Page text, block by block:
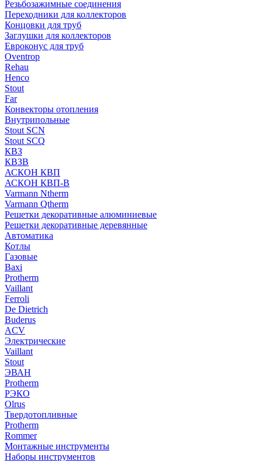
Резьбозажимные соединения
Переходники для коллекторов
Концовки для труб
Заглушки для коллекторов
Евроконус для труб
Oventrop
Rehau
Henco
Stout
Far
Конвекторы отопления
Внутрипольные
Stout SCN
Stout SCQ
КВЗ
КВЗВ
АСКОН КВП
АСКОН КВП-В
Varmann Ntherm
Varmann Qtherm
Решетки декоративные алюминиевые
Решетки декоративные деревянные
Автоматика
Котлы
Газовые
Baxi
Protherm
Vaillant
Ferroli
De Dietrich
Buderus
ACV
Электрические
Vaillant
Stout
ЭВАН
Protherm
РЭКО
Olrus
Твердотопливные
Protherm
Rommer
Монтажные инструменты
Наборы инструментов